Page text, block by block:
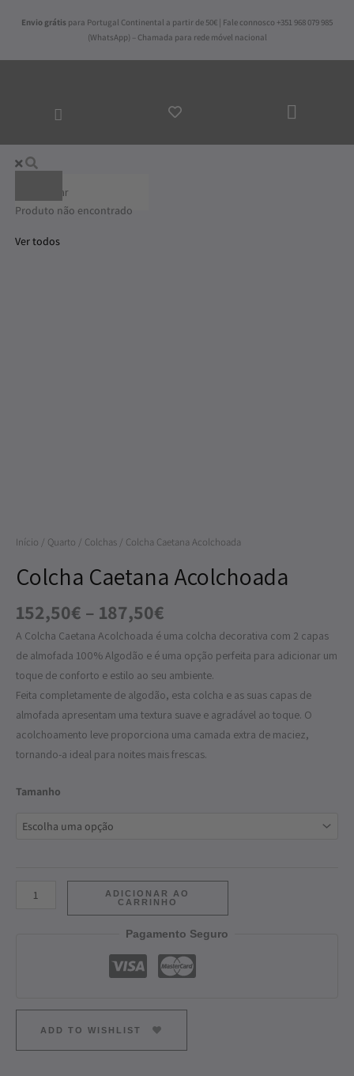
Envio grátis para Portugal Continental a partir de 50€ | Fale connosco +351 968 079 985
(WhatsApp) – Chamada para rede móvel nacional
AO
Produto não encontrado
Ver todos
Início / Quarto / Colchas / Colcha Caetana Acolchoada
Colcha Caetana Acolchoada
152,50€ – 187,50€
A Colcha Caetana Acolchoada é uma colcha decorativa com 2 capas
de almofada 100% Algodão e é uma opção perfeita para adicionar um
toque de conforto e estilo ao seu ambiente.
Feita completamente de algodão, esta colcha e as suas capas de
almofada apresentam uma textura suave e agradável ao toque. O
acolchoamento leve proporciona uma camada extra de maciez,
tornando-a ideal para noites mais frescas.
Tamanho
ADICIONAR AO
CARRINHO
Pagamento Seguro
ADD TO WISHLIST